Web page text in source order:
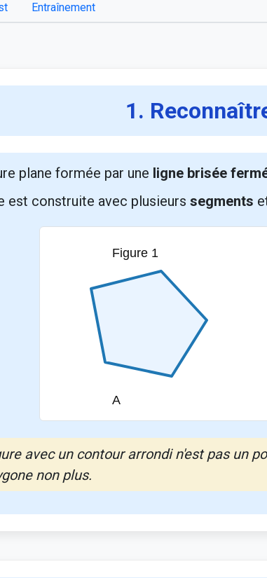
Entraînement
1.
plane formée par une ligne brisée
est construite avec plusieurs segments
avec un contour arrondi n'est pas un
non plus.